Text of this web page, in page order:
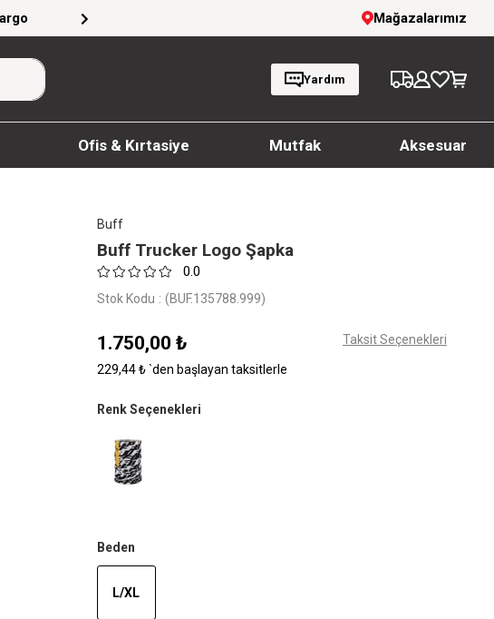
Giyim Ürünlerinde %20'ye Varan İndirim! 1000 TL ve üzeri
Mağazalarımız
Yardım
Ofis & Kırtasiye Mutfak Aksesuar
Buff
Buff Trucker Logo Şapka
0.0
Stok Kodu (BUF.135788.999)
1.750,00 ₺ Taksit Seçenekleri
229,44 ₺ `den başlayan taksitlerle
Renk Seçenekleri
Beden
L/XL